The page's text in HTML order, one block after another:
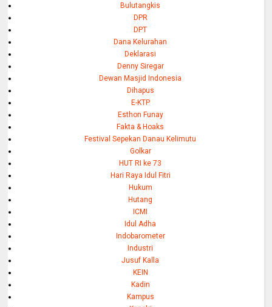
Bulutangkis
DPR
DPT
Dana Kelurahan
Deklarasi
Denny Siregar
Dewan Masjid Indonesia
Dihapus
E-KTP
Esthon Funay
Fakta & Hoaks
Festival Sepekan Danau Kelimutu
Golkar
HUT RI ke 73
Hari Raya Idul Fitri
Hukum
Hutang
ICMI
Idul Adha
Indobarometer
Industri
Jusuf Kalla
KEIN
Kadin
Kampus